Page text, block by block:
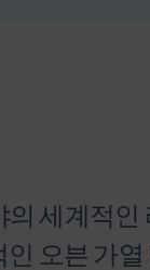
세계적
오븐 가